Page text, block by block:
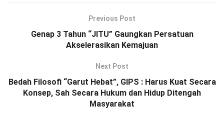
Previous Post
Genap 3 Tahun “JITU” Gaungkan Persatuan
Akselerasikan Kemajuan
Next Post
Bedah Filosofi “Garut Hebat”, GIPS : Harus Kuat Secara
Konsep, Sah Secara Hukum dan Hidup Ditengah
Masyarakat